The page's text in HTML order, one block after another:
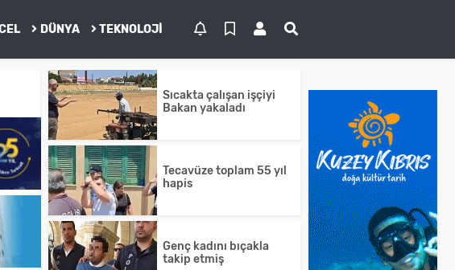
DÜNYA TEKNOLOJI
Sıcakta çalışan işçiyi
Bakan yakaladı
Tecavüze toplam 55 yıl
hapis
Genç kadını bıçakla
takip etmiş